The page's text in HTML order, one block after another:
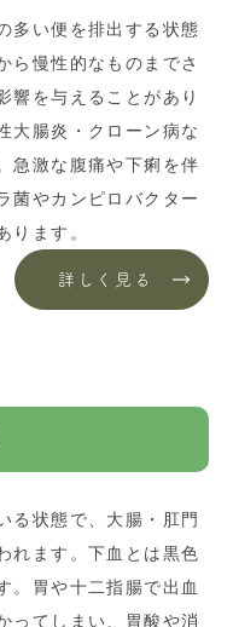
多い便を排出する状態
ら慢性的なものまでさ
響を与えることがあり
大腸炎・クローン病な
急激な腹痛や下痢を伴
菌やカンピロバクター
ります。
詳しく見る
る状態で、大腸・肛門
れます。下血とは黒色
。胃や十二指腸で出血
ってしまい、胃酸や消